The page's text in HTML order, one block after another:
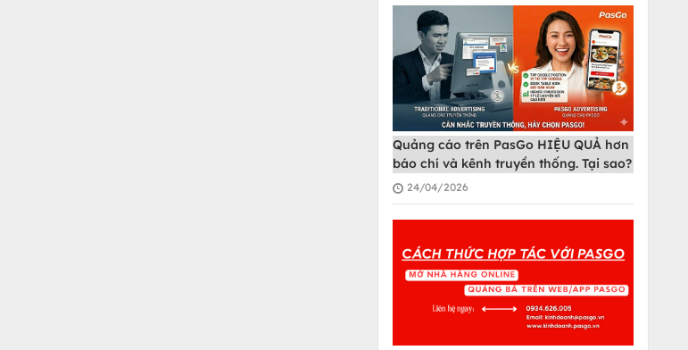
Quảng cáo trên PasGo HIỆU QUẢ hơn
báo chí và kênh truyền thống. Tại sao?
24/04/2026